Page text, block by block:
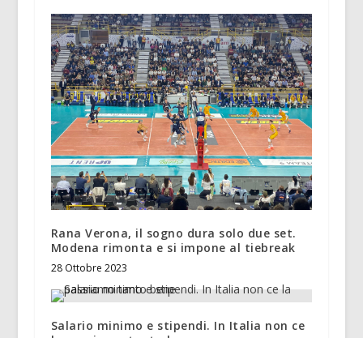
Rana Verona, il sogno dura solo due set.
Modena rimonta e si impone al tiebreak
28 Ottobre 2023
Salario minimo e stipendi. In Italia non ce